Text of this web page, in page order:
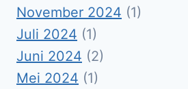
November 2024 (1)
Juli 2024 (1)
Juni 2024 (2)
Mei 2024 (1)